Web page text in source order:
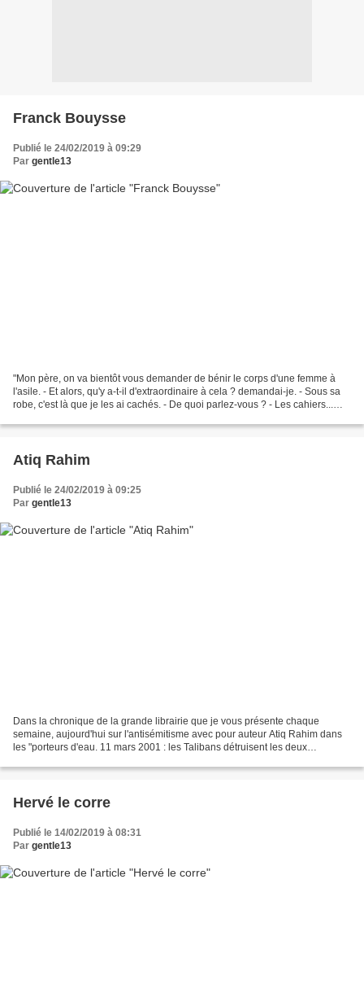
Franck Bouysse
Publié le 24/02/2019 à 09:29
Par gentle13
"Mon père, on va bientôt vous demander de bénir le corps d'une femme à
l'asile. - Et alors, qu'y a-t-il d'extraordinaire à cela ? demandai-je. - Sous sa
robe, c'est là que je les ai cachés. - De quoi parlez-vous ? - Les cahiers...
Atiq Rahim
Publié le 24/02/2019 à 09:25
Par gentle13
Dans la chronique de la grande librairie que je vous présente chaque
semaine, aujourd'hui sur l'antisémitisme avec pour auteur Atiq Rahim dans
les "porteurs d'eau. 11 mars 2001 : les Talibans détruisent les deux
Hervé le corre
Publié le 14/02/2019 à 08:31
Par gentle13